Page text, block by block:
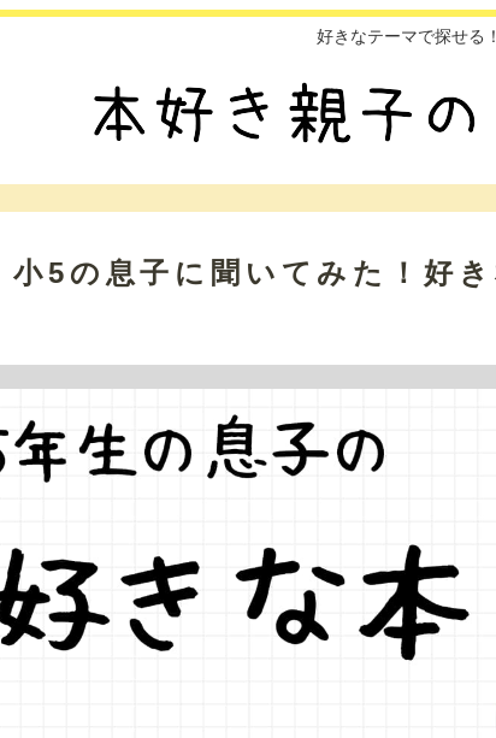
好きなテーマで探せる
小5の息子に聞いてみた！好